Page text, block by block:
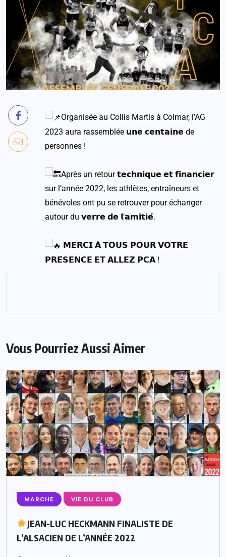
Organisée au Collis Martis à Colmar, l’AG
2023 aura rassemblée 𝘂𝗻𝗲 𝗰𝗲𝗻𝘁𝗮𝗶𝗻𝗲 de
personnes !
Après un retour 𝘁𝗲𝗰𝗵𝗻𝗶𝗾𝘂𝗲 𝗲𝘁 𝗳𝗶𝗻𝗮𝗻𝗰𝗶𝗲𝗿
sur l’année 2022, les athlètes, entraîneurs et
bénévoles ont pu se retrouver pour échanger
autour du 𝘃𝗲𝗿𝗿𝗲 𝗱𝗲 𝗹’𝗮𝗺𝗶𝘁𝗶𝗲́.
𝗠𝗘𝗥𝗖𝗜 𝗔̀ 𝗧𝗢𝗨𝗦 𝗣𝗢𝗨𝗥 𝗩𝗢𝗧𝗥𝗘
𝗣𝗥𝗘́𝗦𝗘𝗡𝗖𝗘 𝗘𝗧 𝗔𝗟𝗟𝗘𝗭 𝗣𝗖𝗔 !
Vous Pourriez Aussi Aimer
MARCHE VIE DU CLUB
JEAN-LUC HECKMANN FINALISTE DE
L’ALSACIEN DE L’ANNÉE 2022